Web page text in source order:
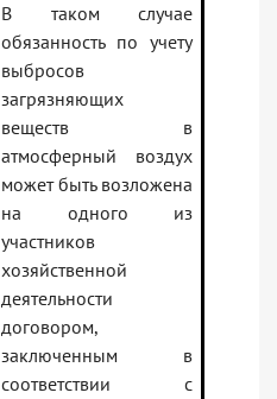
В таком случае
обязанность по учету
выбросов
загрязняющих
веществ в
атмосферный воздух
может быть возложена
на одного из
участников
хозяйственной
деятельности
договором,
заключенным в
соответствии с